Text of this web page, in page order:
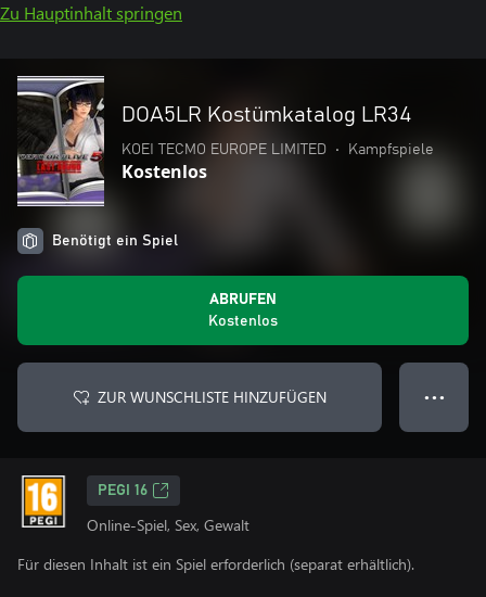
Zu Hauptinhalt springen
DOA5LR Kostümkatalog LR34
KOEI TECMO EUROPE LIMITED • Kampfspiele
Kostenlos
Benötigt ein Spiel
ABRUFEN
Kostenlos
ZUR WUNSCHLISTE HINZUFÜGEN ● ● ●
PEGI 16
Online-Spiel, Sex, Gewalt
Für diesen Inhalt ist ein Spiel erforderlich (separat erhältlich).